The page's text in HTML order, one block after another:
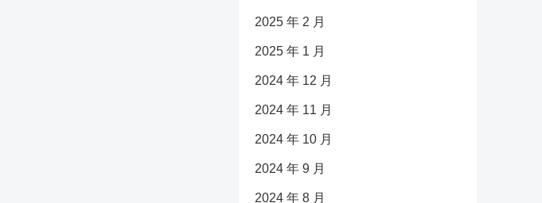
2025 年 2 月
2025 年 1 月
2024 年 12 月
2024 年 11 月
2024 年 10 月
2024 年 9 月
2024 年 8 月